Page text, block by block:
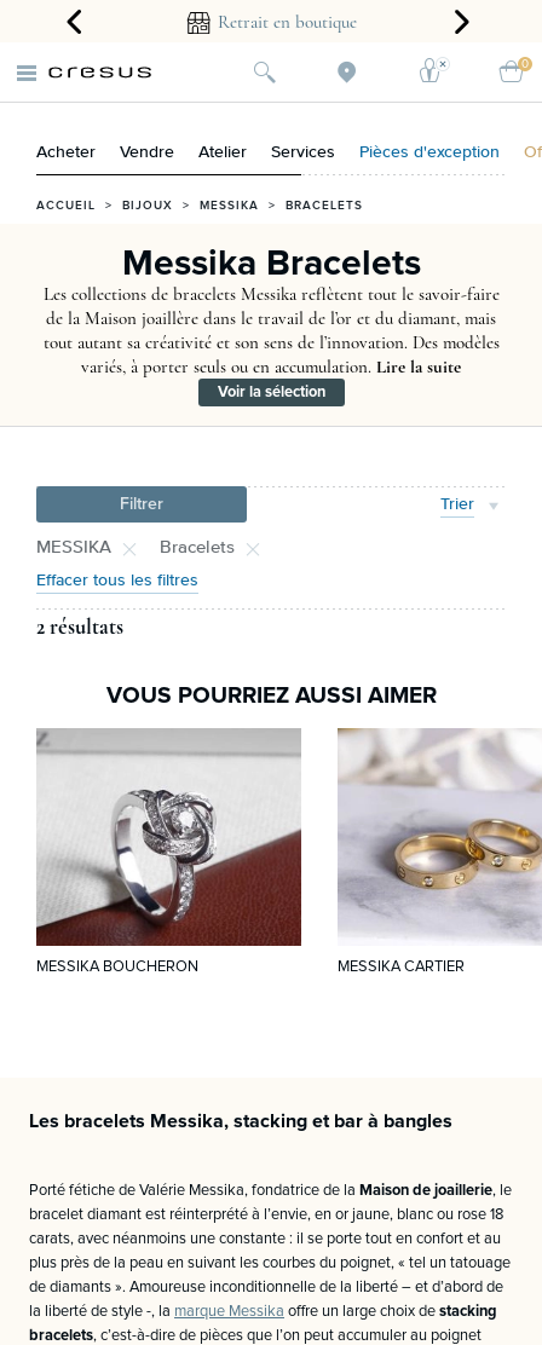
2 ans Retrait en boutique
0
Acheter Vendre Atelier Services Pièces d'exception
ACCUEIL > BIJOUX > MESSIKA > BRACELETS
Messika Bracelets
Les collections de bracelets Messika reflètent tout le savoir-faire
de la Maison joaillère dans le travail de l’or et du diamant, mais
tout autant sa créativité et son sens de l’innovation. Des modèles
variés, à porter seuls ou en accumulation. Lire la suite
Voir la sélection
Filtrer Trier
MESSIKA Bracelets
Effacer tous les filtres
2 résultats
VOUS POURRIEZ AUSSI AIMER
MESSIKA BOUCHERON MESSIKA CARTIER
Les bracelets Messika, stacking et bar à bangles
Porté fétiche de Valérie Messika, fondatrice de la Maison de joaillerie, le
bracelet diamant est réinterprété à l’envie, en or jaune, blanc ou rose 18
carats, avec néanmoins une constante : il se porte tout en confort et au
plus près de la peau en suivant les courbes du poignet, « tel un tatouage
de diamants ». Amoureuse inconditionnelle de la liberté – et d’abord de
la liberté de style -, la marque Messika offre un large choix de stacking
bracelets, c’est-à-dire de pièces que l’on peut accumuler au poignet